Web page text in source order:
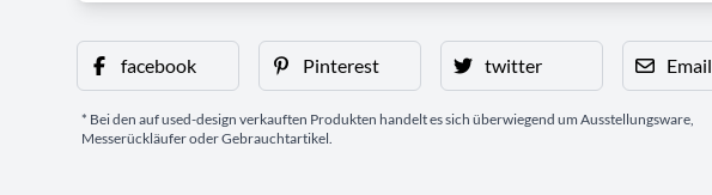
facebook Pinterest twitter Email
* Bei den auf used-design verkauften Produkten handelt es sich überwiegend um Ausstellungsware,
Messerückläufer oder Gebrauchtartikel.